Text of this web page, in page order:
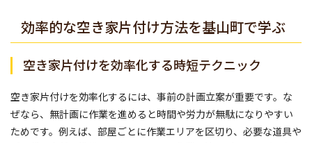
効率的な空き家片付け方法を基山町で学ぶ
空き家片付けを効率化する時短テクニック
空き家片付けを効率化するには、事前の計画立案が重要です。な
ぜなら、無計画に作業を進めると時間や労力が無駄になりやすい
ためです。例えば、部屋ごとに作業エリアを区切り、必要な道具や